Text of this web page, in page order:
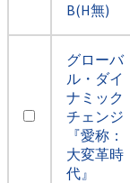
B(H無)
グローバ
ル・ダイ
ナミック
チェンジ
『愛称：
大変革時
代』